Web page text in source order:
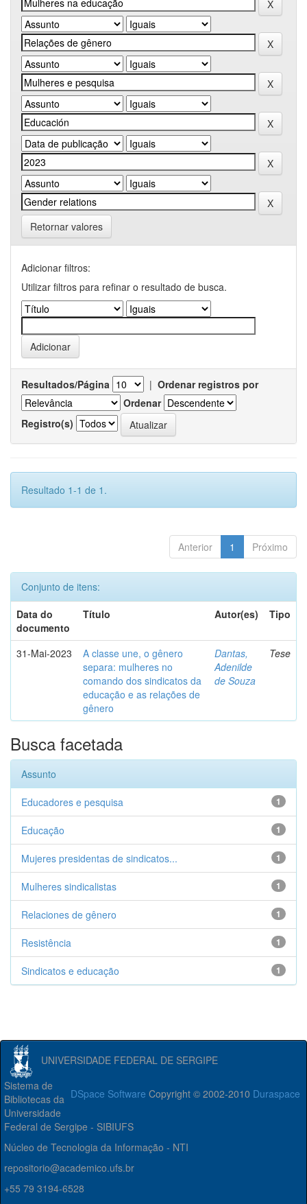
Retornar valores
Adicionar filtros:
Utilizar filtros para refinar o resultado de busca.
Resultados/Página | Ordenar registros por
Ordenar
Registro(s)
Resultado 1-1 de 1.
Anterior 1 Próximo
Conjunto de itens:
Data do
documento
Título Autor(es) Tipo
31-Mai-2023
A classe une, o gênero
separa: mulheres no
comando dos sindicatos da
educação e as relações de
gênero
Dantas,
Adenilde
de Souza
Tese
Busca facetada
Assunto
1
Educadores e pesquisa
1
Educação
1
Mujeres presidentas de sindicatos...
1
Mulheres sindicalistas
1
Relaciones de gênero
1
Resistência
1
Sindicatos e educação
UNIVERSIDADE FEDERAL DE SERGIPE
DSpace Software Copyright © 2002-2010 Duraspace
Sistema de
Bibliotecas da
Universidade
Federal de Sergipe - SIBIUFS
Núcleo de Tecnologia da Informação - NTI
repositorio@academico.ufs.br
+55 79 3194-6528